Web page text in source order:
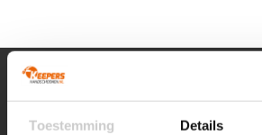
Toestemming Details
MELD JE AAN VOOR ONZE
KORTINGEN, ADVIES, TIPS & TRICKS EN